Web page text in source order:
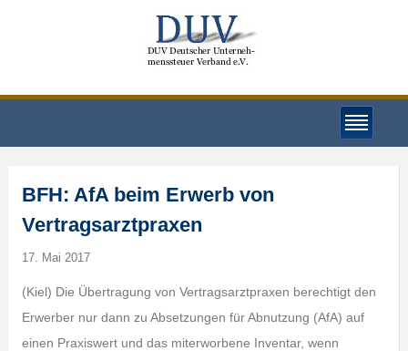
BFH: AfA beim Erwerb von
Vertragsarztpraxen
17. Mai 2017
(Kiel) Die Übertragung von Vertragsarztpraxen berechtigt den
Erwerber nur dann zu Absetzungen für Abnutzung (AfA) auf
einen Praxiswert und das miterworbene Inventar, wenn